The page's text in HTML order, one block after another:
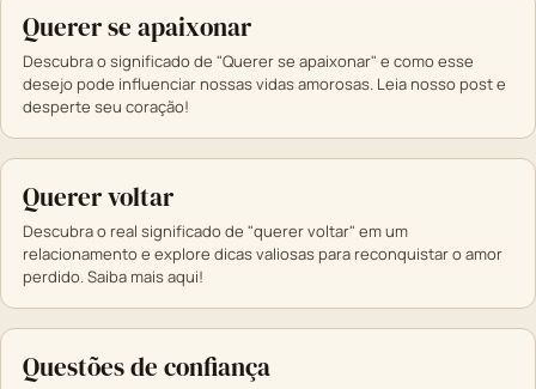
Querer se apaixonar
Descubra o significado de "Querer se apaixonar" e como esse
desejo pode influenciar nossas vidas amorosas. Leia nosso post e
desperte seu coração!
Querer voltar
Descubra o real significado de "querer voltar" em um
relacionamento e explore dicas valiosas para reconquistar o amor
perdido. Saiba mais aqui!
Questões de confiança